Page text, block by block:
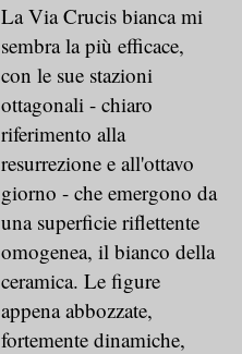
La Via Crucis bianca mi
sembra la più efficace,
con le sue stazioni
ottagonali - chiaro
riferimento alla
resurrezione e all'ottavo
giorno - che emergono da
una superficie riflettente
omogenea, il bianco della
ceramica. Le figure
appena abbozzate,
fortemente dinamiche,